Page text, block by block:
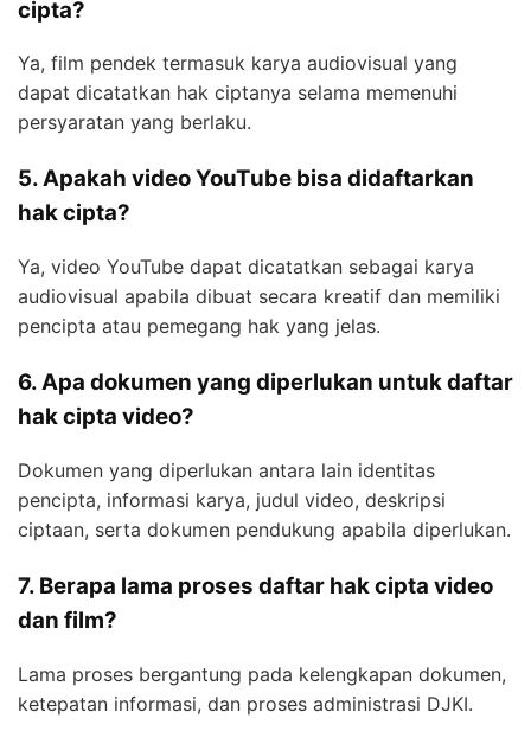
cipta?
Ya, film pendek termasuk karya audiovisual yang
dapat dicatatkan hak ciptanya selama memenuhi
persyaratan yang berlaku.
5. Apakah video YouTube bisa didaftarkan
hak cipta?
Ya, video YouTube dapat dicatatkan sebagai karya
audiovisual apabila dibuat secara kreatif dan memiliki
pencipta atau pemegang hak yang jelas.
6. Apa dokumen yang diperlukan untuk daftar
hak cipta video?
Dokumen yang diperlukan antara lain identitas
pencipta, informasi karya, judul video, deskripsi
ciptaan, serta dokumen pendukung apabila diperlukan.
7. Berapa lama proses daftar hak cipta video
dan film?
Lama proses bergantung pada kelengkapan dokumen,
ketepatan informasi, dan proses administrasi DJKI.